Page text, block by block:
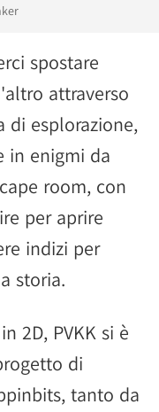
spostare
attraverso
di esplorazione,
in enigmi da
room, con
per aprire
indizi per
storia.
2D, PVKK si è
di
tanto da